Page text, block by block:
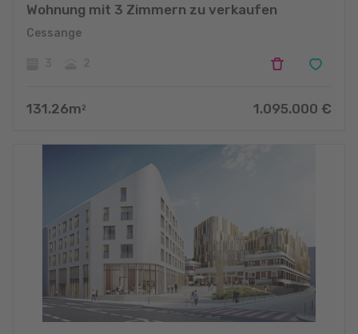
Wohnung mit 3 Zimmern zu verkaufen
Cessange
131.26m 2 1.095.000 €